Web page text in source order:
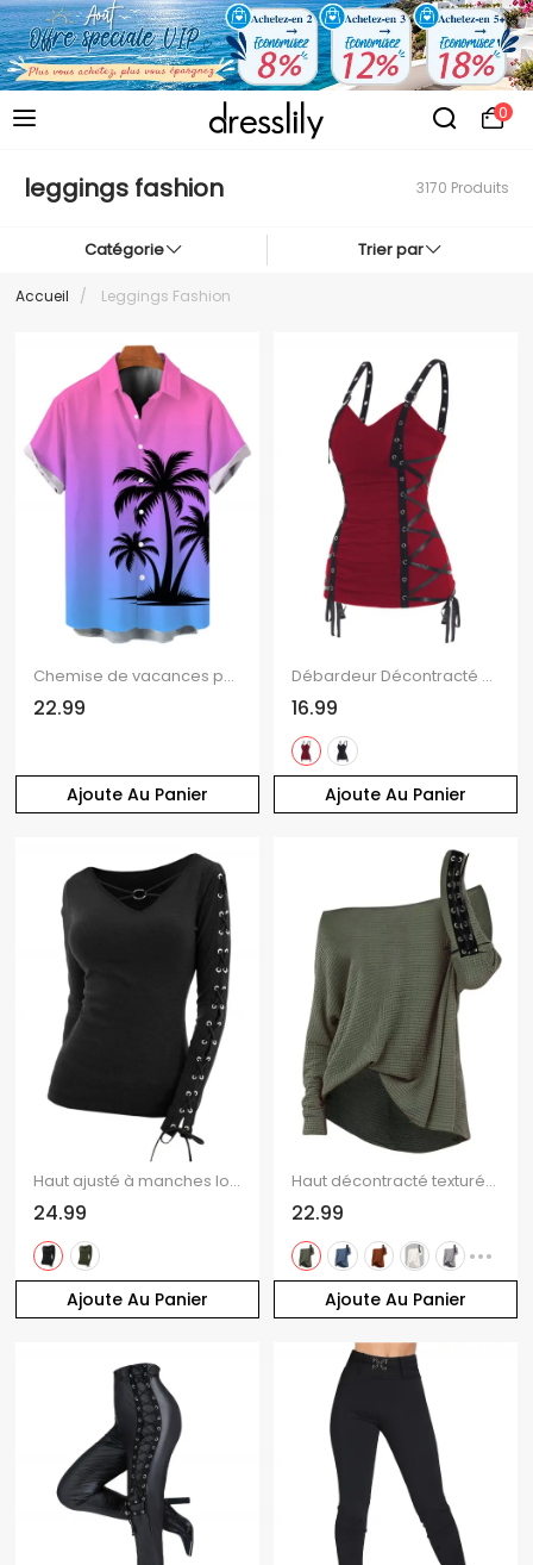
0
leggings fashion 3170 Produits
Catégorie Trier par
Accueil / Leggings Fashion
Ajoute Au Panier
Chemise de vacances pour homme, imprimé cocotier ombré, à boutons, idéale pour la plage
22.99
Ajoute Au Panier
Débardeur Décontracté en Couleur Unie à Lacets à Volants avec Œillet
16.99
Ajoute Au Panier
Haut ajusté à manches longues et col rond Solid VO à lacets
24.99
Ajoute Au Panier
Haut décontracté texturé de couleur unie à manches longues et col incliné
22.99